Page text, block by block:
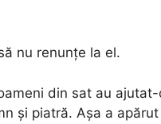
nu renunțe la el.
din sat au
și piatră. Așa a